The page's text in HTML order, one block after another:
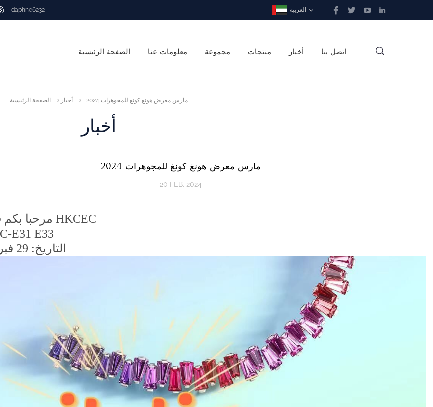
daphne6232 العربية
الصفحة الرئيسية معلومات عنا مجموعة منتجات أخبار اتصل بنا
الصفحة الرئيسية أخبار 2024 مارس معرض هونغ كونغ للمجوهرات
أخبار
2024 مارس معرض هونغ كونغ للمجوهرات
20 FEB, 2024
مرحبا بكم في زيارتنا في HKCEC
رقم الجناح: 5C-E31 E33
التاريخ: 29 فبراير - 4 مارس